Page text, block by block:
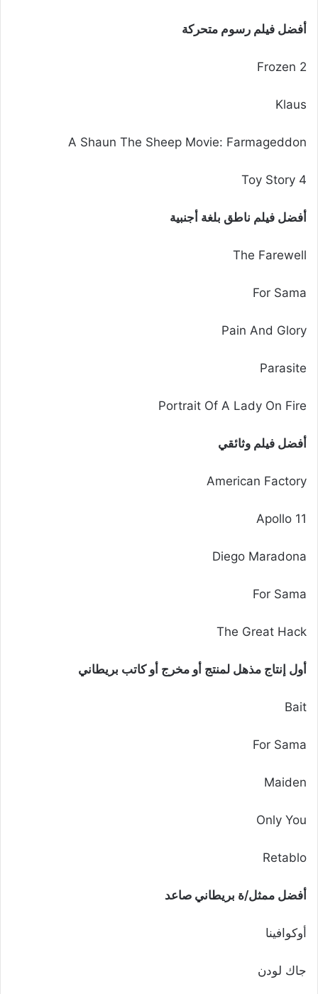
أفضل فيلم رسوم متحركة
Frozen 2
Klaus
A Shaun The Sheep Movie: Farmageddon
Toy Story 4
أفضل فيلم ناطق بلغة أجنبية
The Farewell
For Sama
Pain And Glory
Parasite
Portrait Of A Lady On Fire
أفضل فيلم وثائقي
American Factory
Apollo 11
Diego Maradona
For Sama
The Great Hack
أول إنتاج مذهل لمنتج أو مخرج أو كاتب بريطاني
Bait
For Sama
Maiden
Only You
Retablo
أفضل ممثل/ة بريطاني صاعد
أوكوافينا
جاك لودن